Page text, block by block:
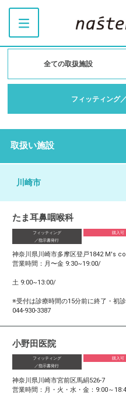
全ての取扱施設
フィッティング
取扱い施設
川崎市
たま耳鼻咽喉科
フィッティング
／指示書発行
購入可
神奈川県川崎市多摩区登戸1842 M's
営業時間：月〜金 9:30~19:00/
土 9:00~13:00/
※受付は診療時間の15分前に終了・初
044-930-3387
小野田医院
フィッティング
／指示書発行
購入可
神奈川県川崎市宮前区馬絹526-7
営業時間：月・火・水・金：9:00～